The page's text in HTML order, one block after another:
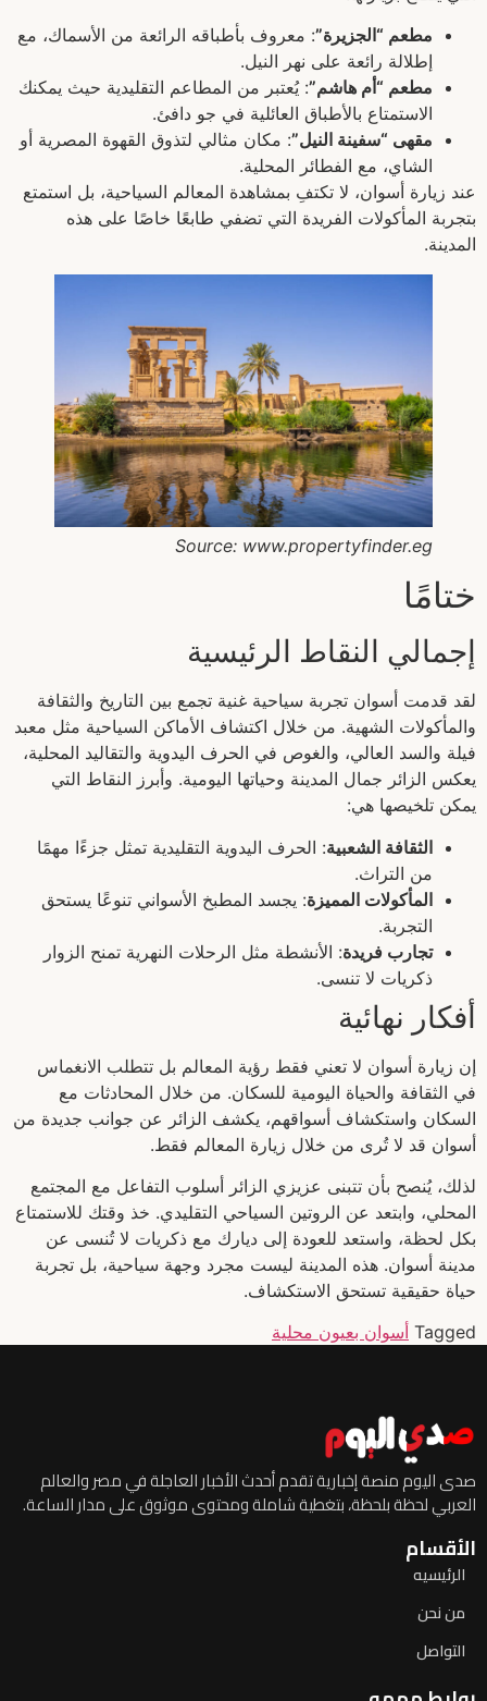
مطعم “الجزيرة”: معروف بأطباقه الرائعة من الأسماك، مع
إطلالة رائعة على نهر النيل.
مطعم “أم هاشم”: يُعتبر من المطاعم التقليدية حيث يمكنك
الاستمتاع بالأطباق العائلية في جو دافئ.
مقهى “سفينة النيل”: مكان مثالي لتذوق القهوة المصرية أو
الشاي، مع الفطائر المحلية.
عند زيارة أسوان، لا تكتفِ بمشاهدة المعالم السياحية، بل استمتع
بتجربة المأكولات الفريدة التي تضفي طابعًا خاصًا على هذه
المدينة.
Source: www.propertyfinder.eg
ختامًا
إجمالي النقاط الرئيسية
لقد قدمت أسوان تجربة سياحية غنية تجمع بين التاريخ والثقافة
والمأكولات الشهية. من خلال اكتشاف الأماكن السياحية مثل معبد
فيلة والسد العالي، والغوص في الحرف اليدوية والتقاليد المحلية،
يعكس الزائر جمال المدينة وحياتها اليومية. وأبرز النقاط التي
يمكن تلخيصها هي:
الثقافة الشعبية: الحرف اليدوية التقليدية تمثل جزءًا مهمًا
من التراث.
المأكولات المميزة: يجسد المطبخ الأسواني تنوعًا يستحق
التجربة.
تجارب فريدة: الأنشطة مثل الرحلات النهرية تمنح الزوار
ذكريات لا تنسى.
أفكار نهائية
إن زيارة أسوان لا تعني فقط رؤية المعالم بل تتطلب الانغماس
في الثقافة والحياة اليومية للسكان. من خلال المحادثات مع
السكان واستكشاف أسواقهم، يكشف الزائر عن جوانب جديدة من
أسوان قد لا تُرى من خلال زيارة المعالم فقط.
لذلك، يُنصح بأن تتبنى عزيزي الزائر أسلوب التفاعل مع المجتمع
المحلي، وابتعد عن الروتين السياحي التقليدي. خذ وقتك للاستمتاع
بكل لحظة، واستعد للعودة إلى ديارك مع ذكريات لا تُنسى عن
مدينة أسوان. هذه المدينة ليست مجرد وجهة سياحية، بل تجربة
حياة حقيقية تستحق الاستكشاف.
Tagged أسوان بعيون محلية
صدى اليوم منصة إخبارية تقدم أحدث الأخبار العاجلة في مصر والعالم
العربي لحظة بلحظة، بتغطية شاملة ومحتوى موثوق على مدار الساعة.
الأقسام
الرئيسيه
من نحن
التواصل